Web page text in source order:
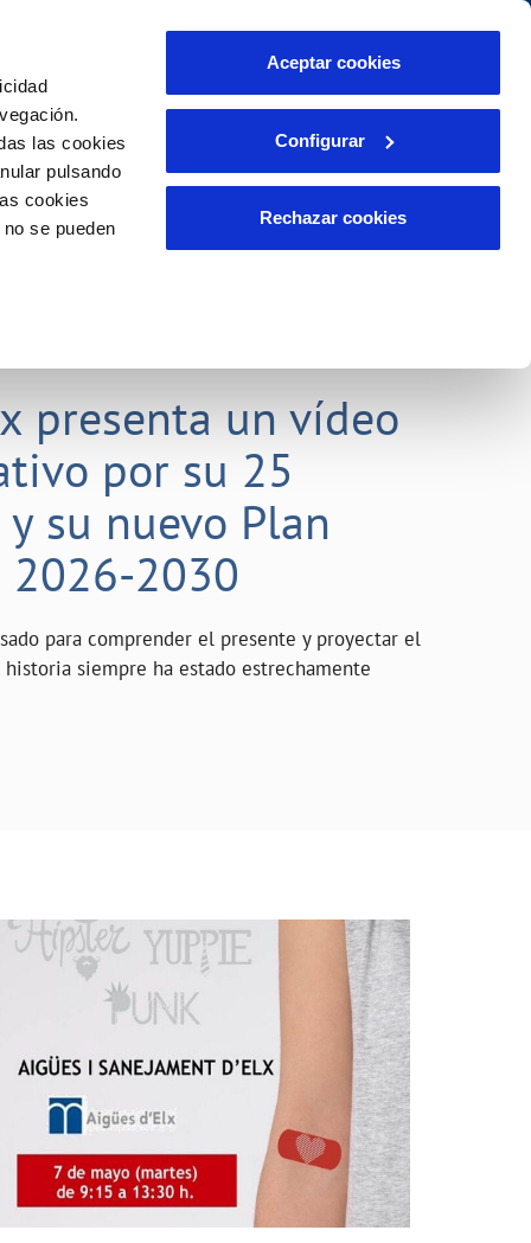
las cookies
pulsando
cookies
se pueden
Aceptar cookies
Configurar
Rechazar cookies
INCIDENCIAS
Comunica anomalías o posibles
PORTAL DE TRANSPARENCIA
Área de clientes Se abre en otra
presenta un vídeo
por su 25
su nuevo Plan
2026-2030
para comprender el presente y proyectar el
siempre ha estado estrechamente